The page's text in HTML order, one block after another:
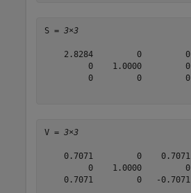
S = 3×3
    2.8284         0         0
         0    1.0000         0
         0         0         0
V = 3×3
    0.7071         0    0.7071
         0    1.0000         0
    0.7071         0   -0.7071